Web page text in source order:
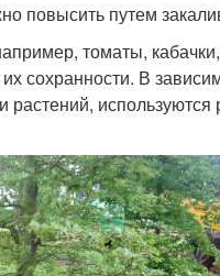
повысить путем
томаты,
сохранности. В
растений,